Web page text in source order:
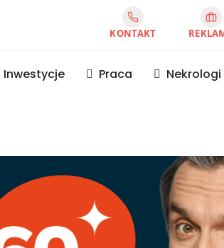
KONTAKT
Inwestycje Praca Nekrologi